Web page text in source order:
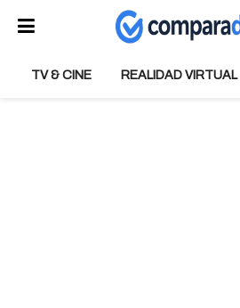
TV & CINE REALIDAD VIRTUAL